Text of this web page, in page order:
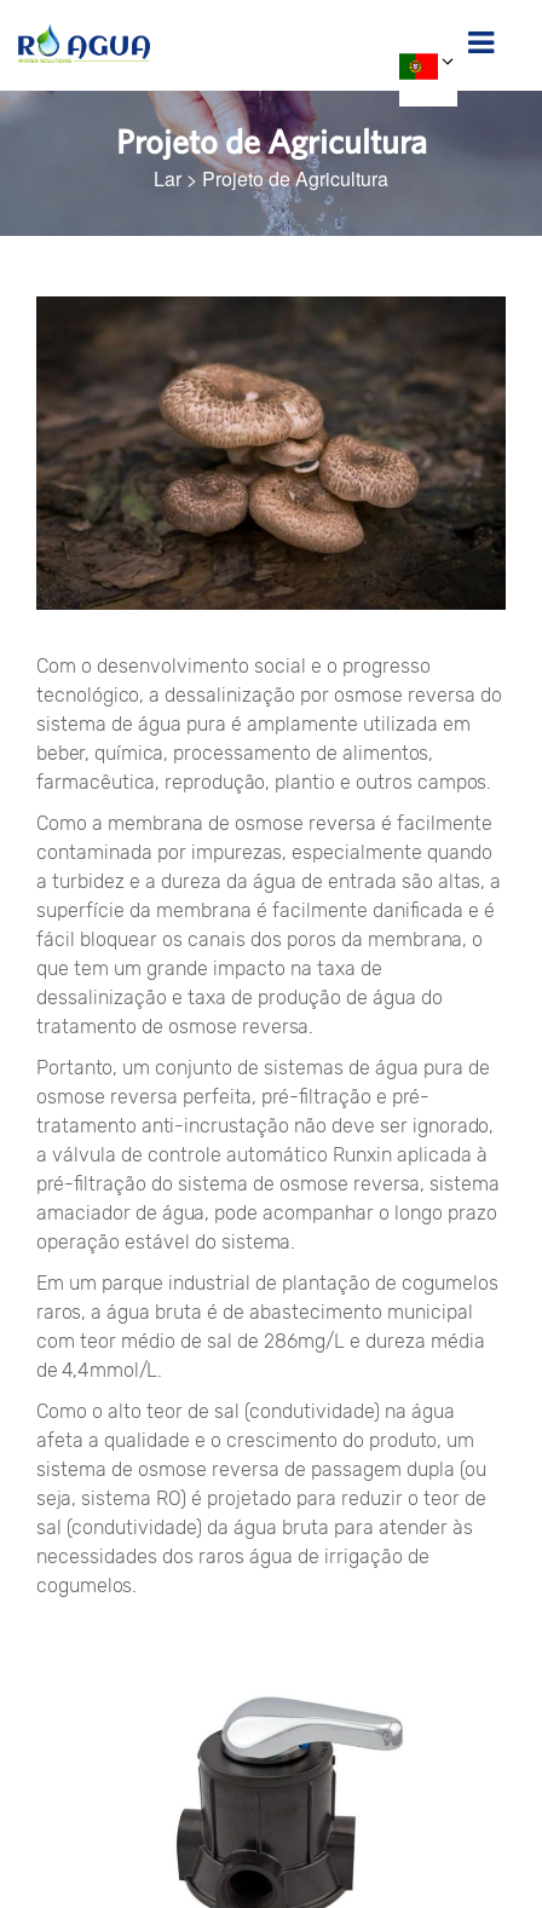
Projeto de Agricultura
Lar > Projeto de Agricultura
Com o desenvolvimento social e o progresso
tecnológico, a dessalinização por osmose reversa do
sistema de água pura é amplamente utilizada em
beber, química, processamento de alimentos,
farmacêutica, reprodução, plantio e outros campos.
Como a membrana de osmose reversa é facilmente
contaminada por impurezas, especialmente quando
a turbidez e a dureza da água de entrada são altas, a
superfície da membrana é facilmente danificada e é
fácil bloquear os canais dos poros da membrana, o
que tem um grande impacto na taxa de
dessalinização e taxa de produção de água do
tratamento de osmose reversa.
Portanto, um conjunto de sistemas de água pura de
osmose reversa perfeita, pré-filtração e pré-
tratamento anti-incrustação não deve ser ignorado,
a válvula de controle automático Runxin aplicada à
pré-filtração do sistema de osmose reversa, sistema
amaciador de água, pode acompanhar o longo prazo
operação estável do sistema.
Em um parque industrial de plantação de cogumelos
raros, a água bruta é de abastecimento municipal
com teor médio de sal de 286mg/L e dureza média
de 4,4mmol/L.
Como o alto teor de sal (condutividade) na água
afeta a qualidade e o crescimento do produto, um
sistema de osmose reversa de passagem dupla (ou
seja, sistema RO) é projetado para reduzir o teor de
sal (condutividade) da água bruta para atender às
necessidades dos raros água de irrigação de
cogumelos.